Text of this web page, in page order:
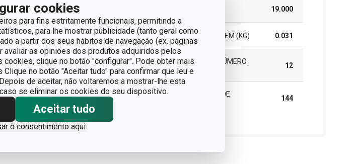
cookies
para fins estritamente funcionais, permitindo a
para lhe mostrar publicidade (tanto geral como
a partir dos seus hábitos de navegação (ex. páginas
avaliar as opiniões dos produtos adquiridos pelos
clique no botão "configurar". Pode obter mais
no botão "Aceitar tudo" para confirmar que leu e
de aceitar, não voltaremos a mostrar-lhe esta
se eliminar os cookies do seu dispositivo.
Aceitar tudo
o consentimento aqui.
19.000
PESO INCLUINDO EMBALAGEM (KG) 0.031
EMBALAGEM DE GRUPO (NÚMERO
DE PEÇAS)
12
CAIXA MASTER (NÚMERO DE
144